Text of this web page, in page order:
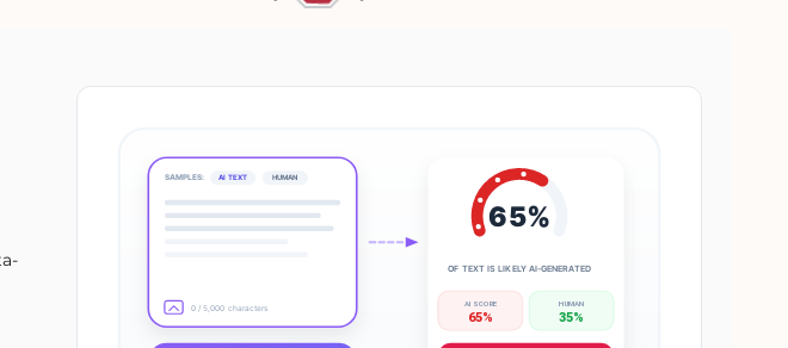
SAMPLES: AI TEXT HUMAN
0 / 5,000 characters
65%
OF TEXT IS LIKELY AI-GENERATED
AI SCORE
65%
HUMAN
35%